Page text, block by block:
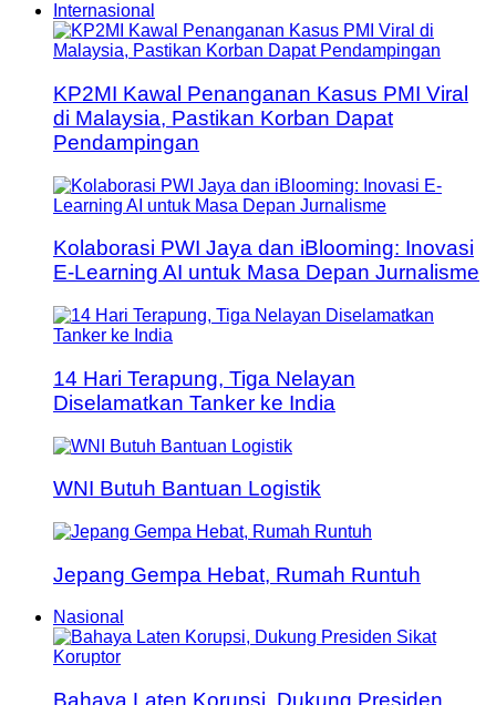
Internasional
KP2MI Kawal Penanganan Kasus PMI Viral
di Malaysia, Pastikan Korban Dapat
Pendampingan
Kolaborasi PWI Jaya dan iBlooming: Inovasi
E-Learning AI untuk Masa Depan Jurnalisme
14 Hari Terapung, Tiga Nelayan
Diselamatkan Tanker ke India
WNI Butuh Bantuan Logistik
Jepang Gempa Hebat, Rumah Runtuh
Nasional
Bahaya Laten Korupsi, Dukung Presiden